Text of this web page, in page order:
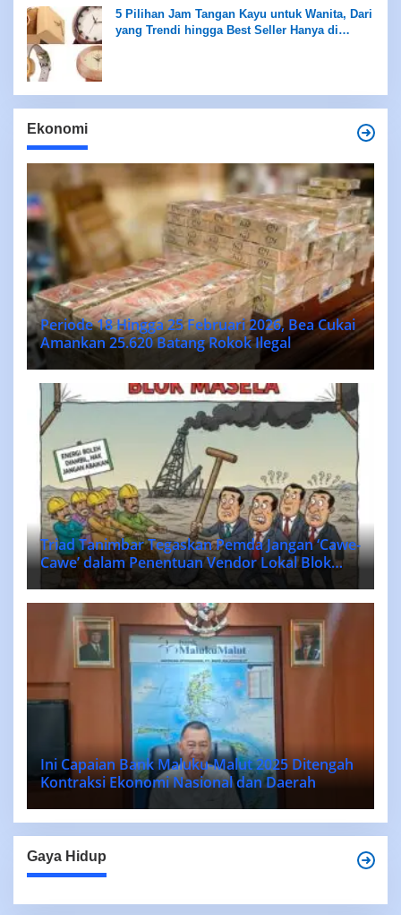
5 Pilihan Jam Tangan Kayu untuk Wanita, Dari
yang Trendi hingga Best Seller Hanya di
Ekonomi
Periode 18 Hingga 25 Februari 2026, Bea Cukai
Amankan 25.620 Batang Rokok Ilegal
Triad Tanimbar Tegaskan Pemda Jangan ‘Cawe-
Cawe’ dalam Penentuan Vendor Lokal Blok
MASELA.
Ini Capaian Bank Maluku-Malut 2025 Ditengah
Kontraksi Ekonomi Nasional dan Daerah
Gaya Hidup